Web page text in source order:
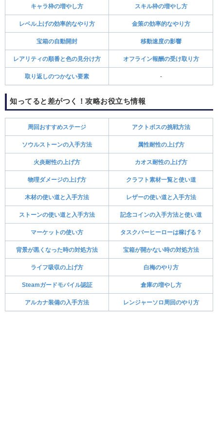
キャラ枠の増やし方 スキル枠の増やし方
レベル上げの効率的なやり方 金策の効率的なやり方
宝箱の自動開封 移動速度の影響
レアリティの順番と色の見分け方 オフライン報酬の受け取り方
取り返しのつかない要素 -
知ってると差がつく！攻略お役立ち情報
周回おすすめステージ アクトボスの挑戦方法
ソウルストーンの入手方法 属性耐性の上げ方
火炎耐性の上げ方 カオス耐性の上げ方
物理ダメージの上げ方 クラフト素材一覧と使い道
木材の使い道と入手方法 レザーの使い道と入手方法
ストーンの使い道と入手方法 記念コインの入手方法と使い道
マーケットの使い方 タスクバーヒーローは稼げる？
背景が黒くなった時の対処方法 宝箱が開かない時の対処方法
ライフ吸収の上げ方 白梅のやり方
Steamガードモバイル認証 倉庫の増やし方
アルカナ装備の入手方法 レンジャーソロ周回のやり方